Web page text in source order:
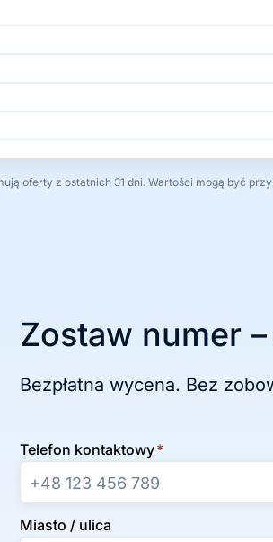
oferty z ostatnich 31 dni. Wartości mogą być
Zostaw numer
Bezpłatna wycena. Bez
Telefon kontaktowy*
Miasto / ulica